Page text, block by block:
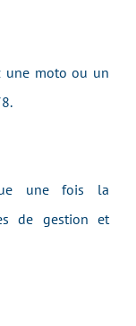
une moto ou un
78.
une fois la
de gestion et